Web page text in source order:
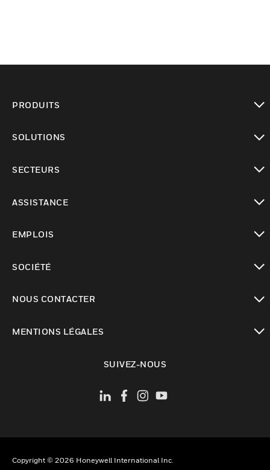
PRODUITS
SOLUTIONS
SECTEURS
ASSISTANCE
EMPLOIS
SOCIÉTÉ
NOUS CONTACTER
MENTIONS LÉGALES
SUIVEZ-NOUS
Copyright © 2026 Honeywell International Inc.